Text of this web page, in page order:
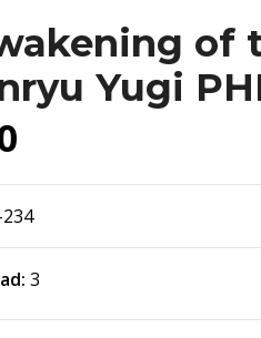
of
Yugi
234
3